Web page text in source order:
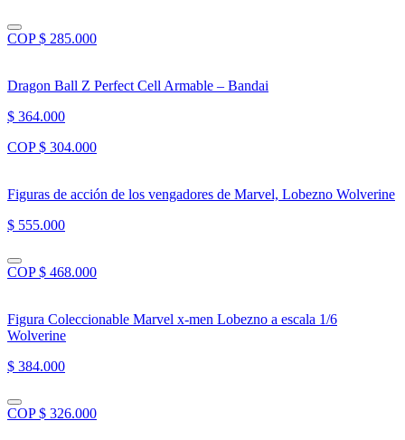
COP $ 285.000
Dragon Ball Z Perfect Cell Armable – Bandai
$ 364.000
COP $ 304.000
Figuras de acción de los vengadores de Marvel, Lobezno Wolverine
$ 555.000
COP $ 468.000
Figura Coleccionable Marvel x-men Lobezno a escala 1/6
Wolverine
$ 384.000
COP $ 326.000